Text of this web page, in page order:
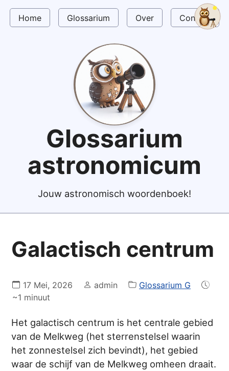
Home Glossarium Over Contact
Glossarium
astronomicum
Jouw astronomisch woordenboek!
Galactisch centrum
17 Mei, 2026 admin
Glossarium G
~1 minuut
Het galactisch centrum is het centrale gebied
van de Melkweg (het sterrenstelsel waarin
het zonnestelsel zich bevindt), het gebied
waar de schijf van de Melkweg omheen draait.